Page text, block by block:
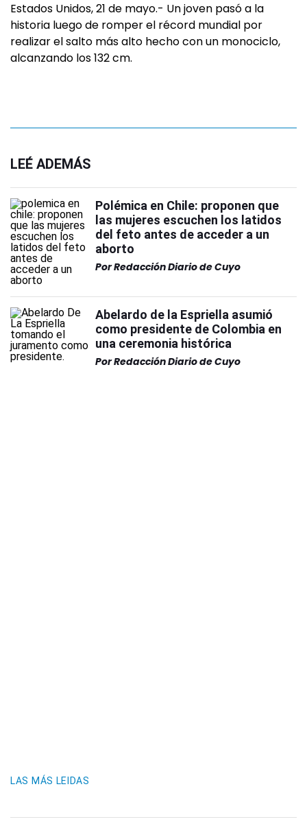
Estados Unidos, 21 de mayo.- Un joven pasó a la
historia luego de romper el récord mundial por
realizar el salto más alto hecho con un monociclo,
alcanzando los 132 cm.
LEÉ ADEMÁS
Polémica en Chile: proponen que
las mujeres escuchen los latidos
del feto antes de acceder a un
aborto
PorRedacción Diario de Cuyo
Abelardo de la Espriella asumió
como presidente de Colombia en
una ceremonia histórica
PorRedacción Diario de Cuyo
LAS MÁS LEIDAS